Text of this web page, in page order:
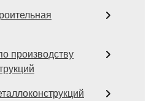
производству